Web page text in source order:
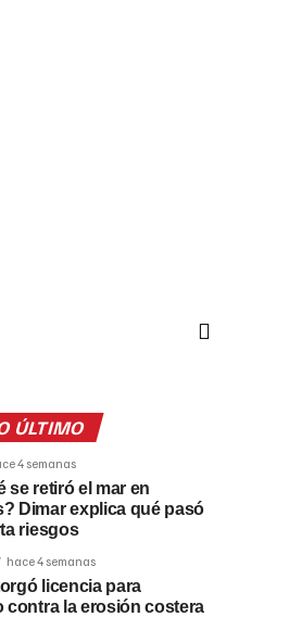
ÚLTIMO
4 semanas
se retiró el mar en
Dimar explica qué pasó
riesgos
hace 4 semanas
licencia para
contra la erosión costera